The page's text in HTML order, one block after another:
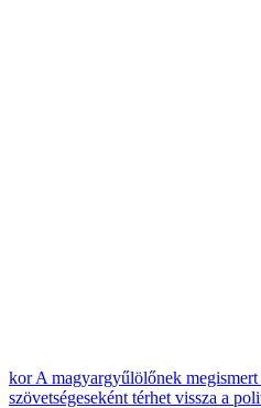
A magyargyűlölőnek
szövetségeseként térhet vissza a